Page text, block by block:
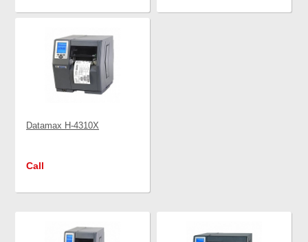
Datamax H-4310X
Call